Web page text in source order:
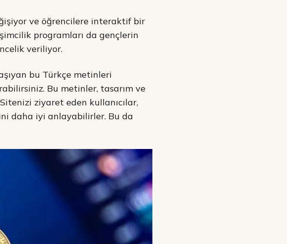
ve öğrencilere interaktif bir
programları da gençlerin
veriliyor.
bu Türkçe metinleri
Bu metinler, tasarım ve
ziyaret eden kullanıcılar,
daha iyi anlayabilirler. Bu da